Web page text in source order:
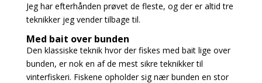
Jeg har efterhånden prøvet de fleste, og der er altid tre
teknikker jeg vender tilbage til.
Med bait over bunden
Den klassiske teknik hvor der fiskes med bait lige over
bunden, er nok en af de mest sikre teknikker til
vinterfiskeri. Fiskene opholder sig nær bunden en stor